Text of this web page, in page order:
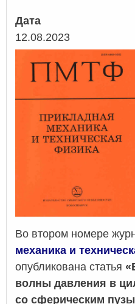
Дата
12.08.2023
Во втором номере
механика и
опубликована статья
волны давления в
со сферическим